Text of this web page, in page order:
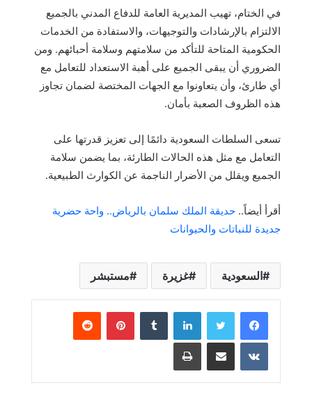
في الختام، تهيب المديرية العامة للدفاع المدني بالجميع
الالتزام بالإرشادات والتوجيهات، والاستفادة من الخدمات
الحكومية المتاحة للتأكد من سلامتهم وسلامة أحبائهم. ومن
الضروري أن يبقى الجميع على أهبة الاستعداد للتعامل مع
أي طارئ، وأن يتعاونوا مع الجهات المختصة لضمان تجاوز
هذه الظروف الصعبة بأمان.
تسعى السلطات السعودية دائمًا إلى تعزيز قدرتها على
التعامل مع مثل هذه الحالات الطارئة، بما يضمن سلامة
الجميع ويقلل من الأضرار الناجمة عن الكوارث الطبيعية.
أقرأ أيضاً.. حديقة الملك سلمان بالرياض.. واحة حضرية
جديدة للنباتات والحيوانات
السعودية غزيرة مستبشر
لينكدإن بينتيريست
مشاركة عبر البريد طباعة